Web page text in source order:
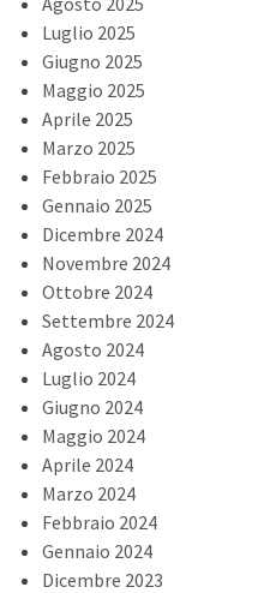
Luglio 2025
Giugno 2025
Maggio 2025
Aprile 2025
Marzo 2025
Febbraio 2025
Gennaio 2025
Dicembre 2024
Novembre 2024
Ottobre 2024
Settembre 2024
Agosto 2024
Luglio 2024
Giugno 2024
Maggio 2024
Aprile 2024
Marzo 2024
Febbraio 2024
Gennaio 2024
Dicembre 2023